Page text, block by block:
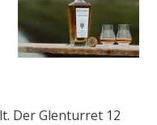
Der Glenturret 12